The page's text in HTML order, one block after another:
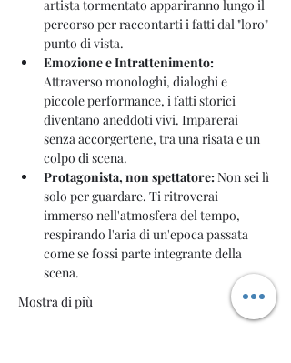
artista tormentato appariranno lungo il
percorso per raccontarti i fatti dal "loro"
punto di vista.
Emozione e Intrattenimento:
Attraverso monologhi, dialoghi e
piccole performance, i fatti storici
diventano aneddoti vivi. Imparerai
senza accorgertene, tra una risata e un
colpo di scena.
Protagonista, non spettatore: Non sei lì
solo per guardare. Ti ritroverai
immerso nell'atmosfera del tempo,
respirando l'aria di un'epoca passata
come se fossi parte integrante della
scena.
Mostra di più